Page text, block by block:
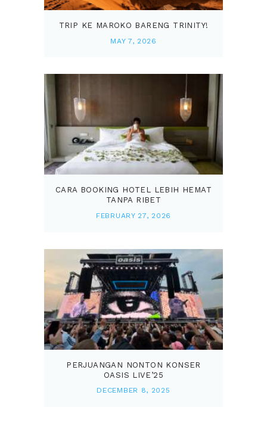
TRIP KE MAROKO BARENG TRINITY!
MAY 7, 2026
CARA BOOKING HOTEL LEBIH HEMAT
TANPA RIBET
FEBRUARY 27, 2026
PERJUANGAN NONTON KONSER
OASIS LIVE’25
DECEMBER 8, 2025